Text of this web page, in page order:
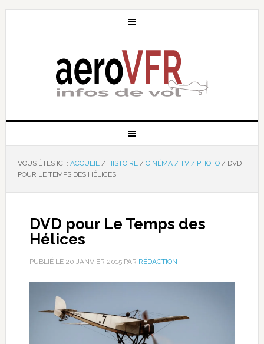
VOUS ÊTES ICI : ACCUEIL / HISTOIRE / CINÉMA / TV / PHOTO /DVD
POUR LE TEMPS DES HÉLICES
DVD pour Le Temps des
Hélices
PUBLIÉ LE 20 JANVIER 2015PAR RÉDACTION